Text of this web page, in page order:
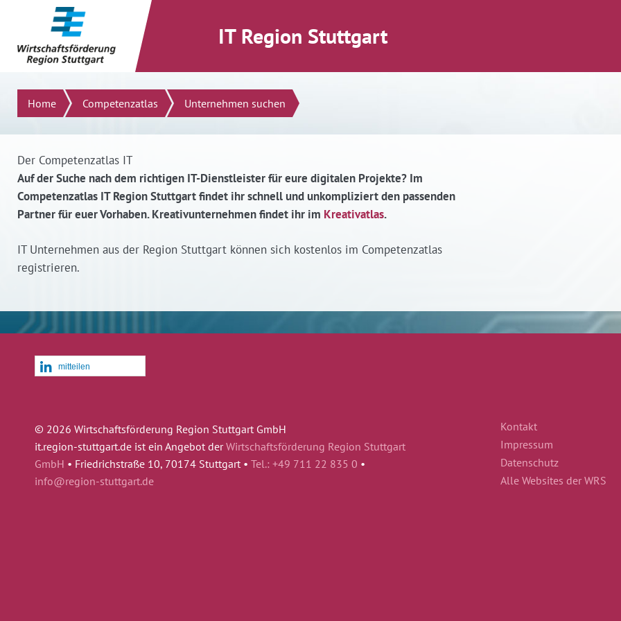
direkt zum Inhalt dieser Seite
direkt zum Menü springen
IT Region Stuttgart
Suchen
Home Competenzatlas Unternehmen suchen
Der Competenzatlas IT
Auf der Suche nach dem richtigen IT-Dienstleister für eure digitalen Projekte? Im
Competenzatlas IT Region Stuttgart findet ihr schnell und unkompliziert den passenden
Partner für euer Vorhaben. Kreativunternehmen findet ihr im Kreativatlas.
IT Unternehmen aus der Region Stuttgart können sich kostenlos im Competenzatlas
registrieren.
mitteilen
© 2026 Wirtschaftsförderung Region Stuttgart GmbH
it.region-stuttgart.de ist ein Angebot derWirtschaftsförderung Region Stuttgart
GmbH • Friedrichstraße 10, 70174 Stuttgart • Tel.: +49 711 22 835 0 •
info@region-stuttgart.de
Kontakt
Impressum
Datenschutz
Alle Websites der WRS